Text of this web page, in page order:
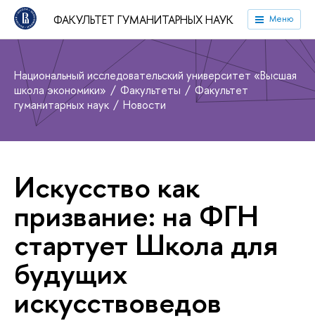
ФАКУЛЬТЕТ ГУМАНИТАРНЫХ НАУК Меню
Национальный исследовательский университет «Высшая
школа экономики»
Факультеты
Факультет
гуманитарных наук
Новости
Искусство как
призвание: на ФГН
стартует Школа для
будущих
искусствоведов